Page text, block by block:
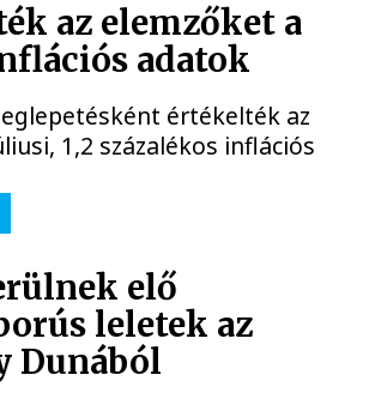
az elemzőket a
adatok
értékelték az
1,2 százalékos inflációs
elő
leletek az
Dunából